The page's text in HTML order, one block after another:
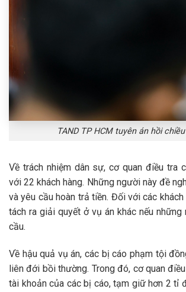
TAND TP HCM tuyên án hồi
Về trách nhiệm dân sự, cơ quan điều tra
với 22 khách hàng. Những người này đề
và yêu cầu hoàn trả tiền. Đối với các khách
tách ra giải quyết ở vụ án khác nếu
cầu.
Về hậu quả vụ án, các bị cáo phạm tội
liên đới bồi thường. Trong đó, cơ quan
tài khoản của các bị cáo, tạm giữ hơn 2 tỉ